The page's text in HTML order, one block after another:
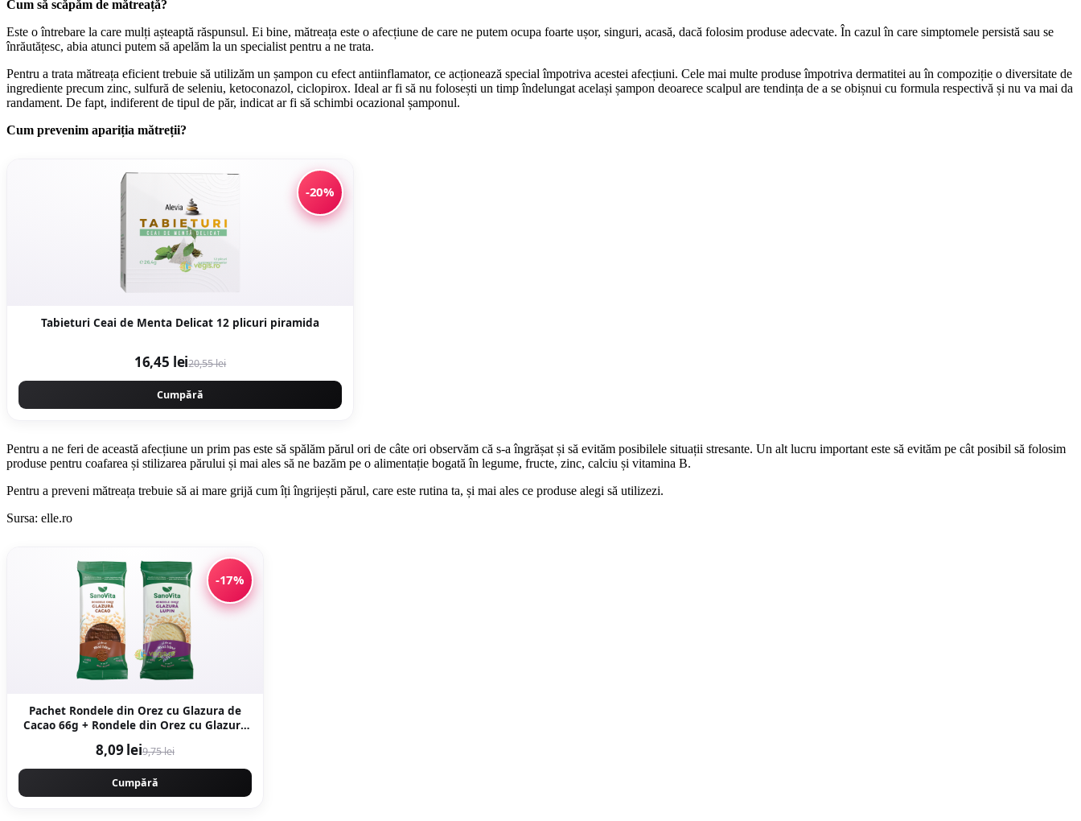
Cum să scăpăm de mătreață?
Este o întrebare la care mulți așteaptă răspunsul. Ei bine, mătreața este o afecțiune de care ne putem ocupa foarte ușor, singuri, acasă, dacă folosim produse adecvate. În cazul în care simptomele persistă sau se
înrăutățesc, abia atunci putem să apelăm la un specialist pentru a ne trata.
Pentru a trata mătreața eficient trebuie să utilizăm un șampon cu efect antiinflamator, ce acționează special împotriva acestei afecțiuni. Cele mai multe produse împotriva dermatitei au în compoziție o diversitate de
ingrediente precum zinc, sulfură de seleniu, ketoconazol, ciclopirox. Ideal ar fi să nu folosești un timp îndelungat același șampon deoarece scalpul are tendința de a se obișnui cu formula respectivă și nu va mai da
randament. De fapt, indiferent de tipul de păr, indicat ar fi să schimbi ocazional șamponul.
Cum prevenim apariția mătreții?
-20%
Tabieturi Ceai de Menta Delicat 12 plicuri piramida
16,45 lei20,55 lei
Cumpără
Pentru a ne feri de această afecțiune un prim pas este să spălăm părul ori de câte ori observăm că s-a îngrășat și să evităm posibilele situații stresante. Un alt lucru important este să evităm pe cât posibil să folosim
produse pentru coafarea și stilizarea părului și mai ales să ne bazăm pe o alimentație bogată în legume, fructe, zinc, calciu și vitamina B.
Pentru a preveni mătreața trebuie să ai mare grijă cum îți îngrijești părul, care este rutina ta, și mai ales ce produse alegi să utilizezi.
Sursa: elle.ro
-17%
Pachet Rondele din Orez cu Glazura de
Cacao 66g + Rondele din Orez cu Glazura
8,09 lei9,75 lei
Cumpără